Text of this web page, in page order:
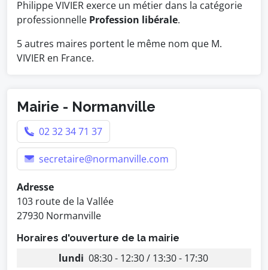
Philippe VIVIER exerce un métier dans la catégorie
professionnelle Profession libérale.
5 autres maires portent le même nom que M.
VIVIER en France.
Mairie - Normanville
02 32 34 71 37
secretaire@normanville.com
Adresse
103 route de la Vallée
27930 Normanville
Horaires d'ouverture de la mairie
lundi 08:30 - 12:30 / 13:30 - 17:30